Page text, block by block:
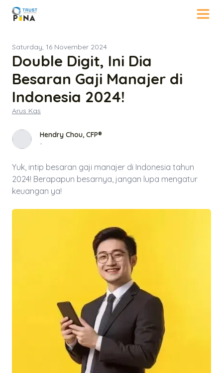
Saturday, 16 November 2024
Double Digit, Ini Dia
Besaran Gaji Manajer di
Indonesia 2024!
Arus Kas
Hendry Chou, CFP®
-
Yuk, intip besaran gaji manajer di Indonesia tahun
2024! Berapapun besarnya, jangan lupa mengatur
keuangan ya!